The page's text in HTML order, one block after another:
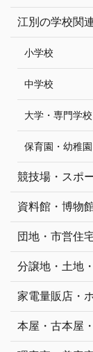
江別の学校関
小学校
中学校
大学・専門学校
保育園・幼稚
競技場・スポ
資料館・博物
団地・市営住
分譲地・土地
家電量販店・
本屋・古本屋